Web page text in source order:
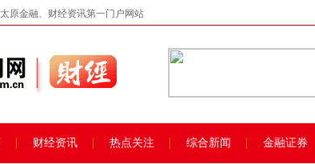
原金融、财经资讯第一门户网站
财经资讯 热点关注 综合新闻 金融证券